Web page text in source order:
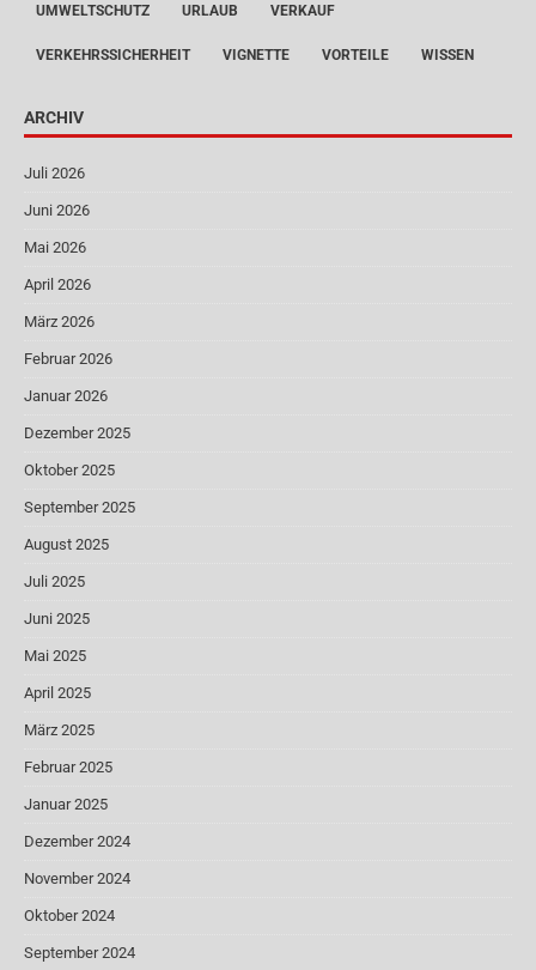
UMWELTSCHUTZ URLAUB VERKAUF
VERKEHRSSICHERHEIT VIGNETTE VORTEILE WISSEN
ARCHIV
Juli 2026
Juni 2026
Mai 2026
April 2026
März 2026
Februar 2026
Januar 2026
Dezember 2025
Oktober 2025
September 2025
August 2025
Juli 2025
Juni 2025
Mai 2025
April 2025
März 2025
Februar 2025
Januar 2025
Dezember 2024
November 2024
Oktober 2024
September 2024